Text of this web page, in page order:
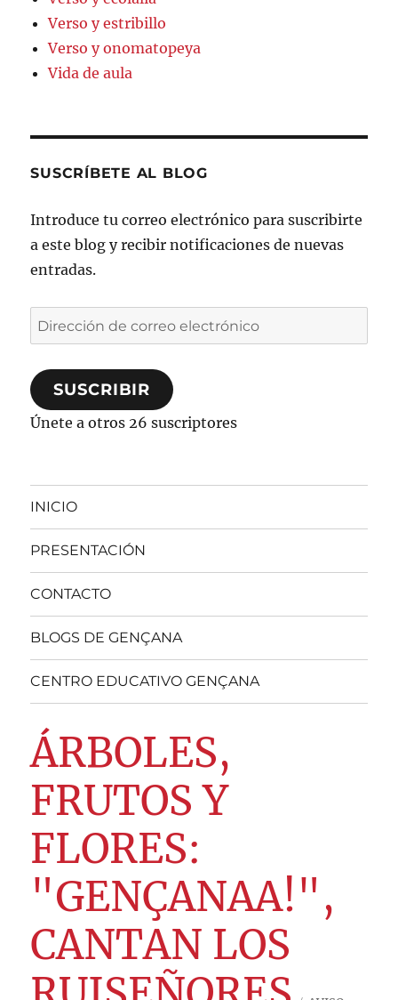
Verso y estribillo
Verso y onomatopeya
Vida de aula
SUSCRÍBETE AL BLOG
Introduce tu correo electrónico para suscribirte
a este blog y recibir notificaciones de nuevas
entradas.
Dirección
de
correo
electrónico
SUSCRIBIR
Únete a otros 26 suscriptores
INICIO
PRESENTACIÓN
CONTACTO
BLOGS DE GENÇANA
CENTRO EDUCATIVO GENÇANA
ÁRBOLES,
FRUTOS Y
FLORES:
"GENÇANAA!",
CANTAN LOS